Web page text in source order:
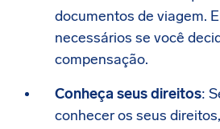
documentos de viagem.
necessários se você
compensação.
Conheça seus direitos:
conhecer os seus